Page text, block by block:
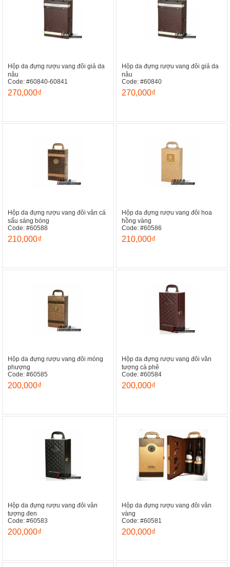
Hộp da đựng rượu vang đôi giả da
nâu
Code: #60840-60841
270,000₫
Hộp da đựng rượu vang đôi giả da
nâu
Code: #60840
270,000₫
Hộp da đựng rượu vang đôi vân cá
sấu sáng bóng
Code: #60588
210,000₫
Hộp da đựng rượu vang đôi hoa
hồng vàng
Code: #60586
210,000₫
Hộp da đựng rượu vang đôi móng
phượng
Code: #60585
200,000₫
Hộp da đựng rượu vang đôi vân
tượng cà phê
Code: #60584
200,000₫
Hộp da đựng rượu vang đôi vân
tượng đen
Code: #60583
200,000₫
Hộp da đựng rượu vang đôi vân
vàng
Code: #60581
200,000₫